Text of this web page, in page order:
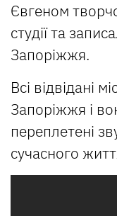
Євгеном
студії та
Запоріжжя.
Всі відвідані
Запоріжжя і
переплетені
сучасного